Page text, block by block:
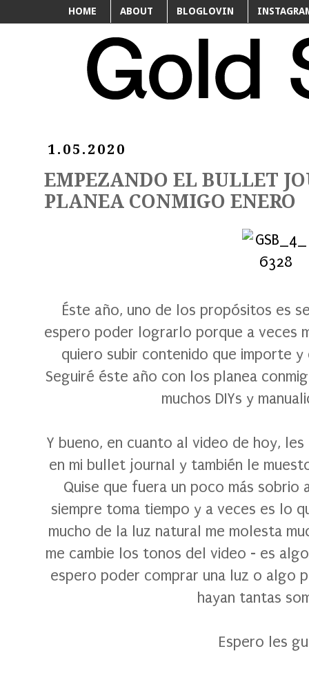
HOME ABOUT BLOGLOVIN
1.05.2020
EMPEZANDO EL BULLET
PLANEA CONMIGO ENERO
Éste año, uno de los propósitos es
espero poder lograrlo porque a veces
quiero subir contenido que importe
Seguiré éste año con los planea
muchos DIYs y
Y bueno, en cuanto al video de hoy,
en mi bullet journal y también le
Quise que fuera un poco más
siempre toma tiempo y a veces es lo
mucho de la luz natural me molesta
me cambie los tonos del video - es
espero poder comprar una luz o algo
hayan tantas
Espero les